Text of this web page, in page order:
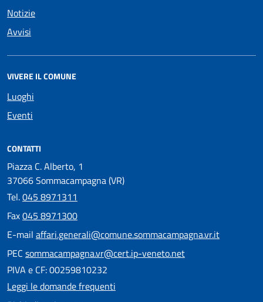
Notizie
Avvisi
VIVERE IL COMUNE
Luoghi
Eventi
CONTATTI
Piazza C. Alberto, 1
37066 Sommacampagna (VR)
Tel.045 8971311
Fax045 8971300
E-mail affari.generali@comune.sommacampagna.vr.it
PEC sommacampagna.vr@cert.ip-veneto.net
PIVA e CF: 00259810232
Leggi le domande frequenti